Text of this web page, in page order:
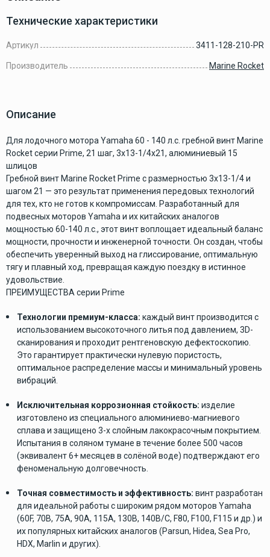
Технические характеристики
Артикул 3411-128-210-PR
Производитель Marine Rocket
Описание
Для лодочного мотора Yamaha 60 - 140 л.с. гребной винт Marine
Rocket серии Prime, 21 шаг, 3x13-1/4x21, алюминиевый 15
шлицов
Гребной винт Marine Rocket Prime с размерностью 3x13-1/4 и
шагом 21 — это результат применения передовых технологий
для тех, кто не готов к компромиссам. Разработанный для
подвесных моторов Yamaha и их китайских аналогов
мощностью 60-140 л.с., этот винт воплощает идеальный баланс
мощности, прочности и инженерной точности. Он создан, чтобы
обеспечить уверенный выход на глиссирование, оптимальную
тягу и плавный ход, превращая каждую поездку в истинное
удовольствие.
ПРЕИМУЩЕСТВА серии Prime
Технологии премиум-класса: каждый винт производится с
использованием высокоточного литья под давлением, 3D-
сканирования и проходит рентгеновскую дефектоскопию.
Это гарантирует практически нулевую пористость,
оптимальное распределение массы и минимальный уровень
вибраций.
Исключительная коррозионная стойкость: изделие
изготовлено из специального алюминиево-магниевого
сплава и защищено 3-х слойным лакокрасочным покрытием.
Испытания в соляном тумане в течение более 500 часов
(эквивалент 6+ месяцев в солёной воде) подтверждают его
феноменальную долговечность.
Точная совместимость и эффективность: винт разработан
для идеальной работы с широким рядом моторов Yamaha
(60F, 70B, 75A, 90A, 115A, 130B, 140B/C, F80, F100, F115 и др.) и
их популярных китайских аналогов (Parsun, Hidea, Sea Pro,
HDX, Marlin и других).